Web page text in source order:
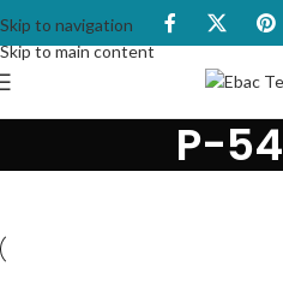
Skip to navigation
Skip to main content
P-